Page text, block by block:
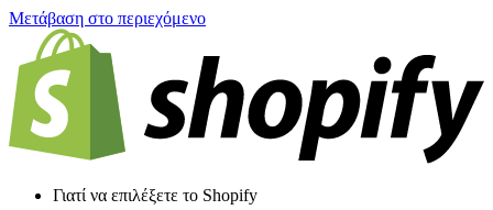
Μετάβαση στο περιεχόμενο
Γιατί να επιλέξετε το Shopify